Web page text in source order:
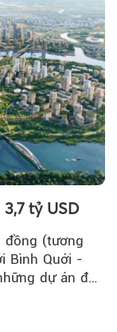
tỷ USD
(tương
Bình Quới -
dự án đô